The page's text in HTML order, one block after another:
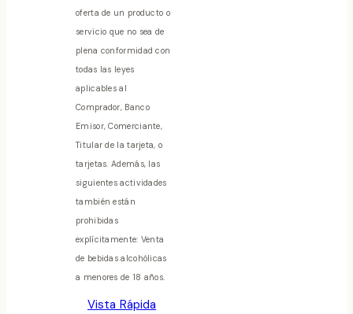
oferta de un producto o
servicio que no sea de
plena conformidad con
todas las leyes
aplicables al
Comprador, Banco
Emisor, Comerciante,
Titular de la tarjeta, o
tarjetas. Además, las
siguientes actividades
también están
prohibidas
explícitamente: Venta
de bebidas alcohólicas
a menores de 18 años.
Vista Rápida